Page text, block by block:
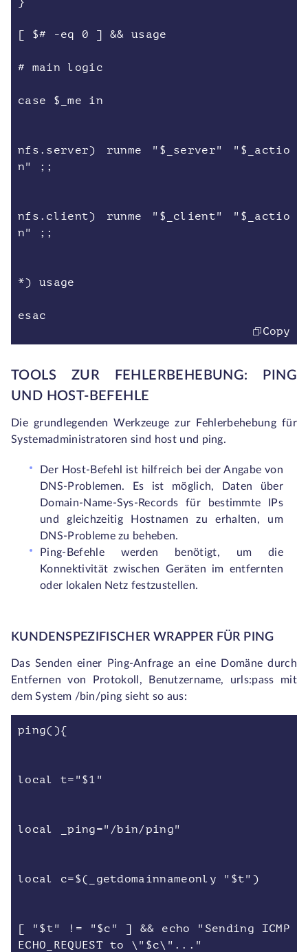
[ $# -eq 0 ] && usage
# main logic
case $_me in
nfs.server) runme "$_server" "$_actio
n" ;;
nfs.client) runme "$_client" "$_actio
n" ;;
*) usage
esac
Copy
TOOLS ZUR FEHLERBEHEBUNG: PING
UND HOST-BEFEHLE
Die grundlegenden Werkzeuge zur Fehlerbehebung für
Systemadministratoren sind host und ping.
Der Host-Befehl ist hilfreich bei der Angabe von
DNS-Problemen. Es ist möglich, Daten über
Domain-Name-Sys-Records für bestimmte IPs
und gleichzeitig Hostnamen zu erhalten, um
DNS-Probleme zu beheben.
Ping-Befehle werden benötigt, um die
Konnektivität zwischen Geräten im entfernten
oder lokalen Netz festzustellen.
KUNDENSPEZIFISCHER WRAPPER FÜR PING
Das Senden einer Ping-Anfrage an eine Domäne durch
Entfernen von Protokoll, Benutzername, urls:pass mit
dem System /bin/ping sieht so aus:
ping(){
local t="$1"
local _ping="/bin/ping"
local c=$(_getdomainnameonly "$t")
[ "$t" != "$c" ] && echo "Sending ICMP
ECHO_REQUEST to \"$c\"..."